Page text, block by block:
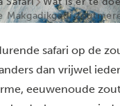
Makgadikgadi
safari op de
dan vrijwel
eeuwenoude